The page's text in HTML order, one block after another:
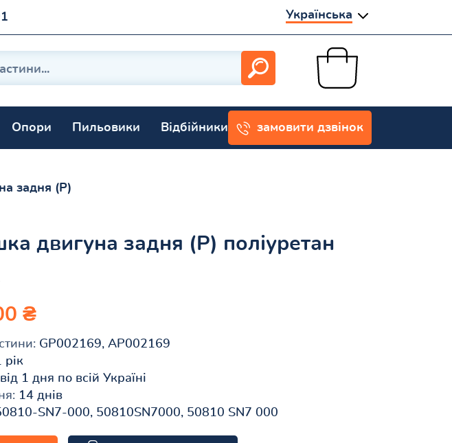
Українська
Опори Пильовики Відбійники замовити дзвінок
задня (P)
двигуна задня (P) поліуретан
₴
GP002169, AP002169
рік
від 1 дня по всій Україні
14 днів
SN7-000, 50810SN7000, 50810 SN7 000